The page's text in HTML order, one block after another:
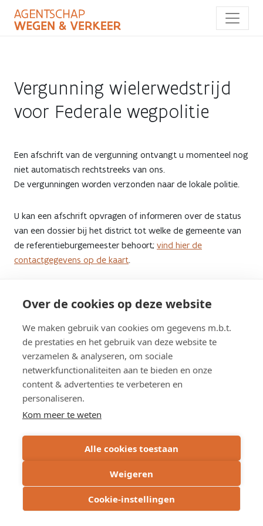
Over de cookies op deze website
We maken gebruik van cookies om gegevens m.b.t.
de prestaties en het gebruik van deze website te
verzamelen & analyseren, om sociale
netwerkfunctionaliteiten aan te bieden en onze
content & advertenties te verbeteren en
personaliseren.
Kom meer te weten
Alle cookies toestaan
Weigeren
Cookie-instellingen
naar
Vergunning wielerwedstrijd
voor Federale wegpolitie
Een afschrift van de vergunning ontvangt u momenteel nog
niet automatisch rechtstreeks van ons.
De vergunningen worden verzonden naar de lokale politie.
U kan een afschrift opvragen of informeren over de status
van een dossier bij het district tot welke de gemeente van
de referentieburgemeester behoort; vind hier de
contactgegevens op de kaart